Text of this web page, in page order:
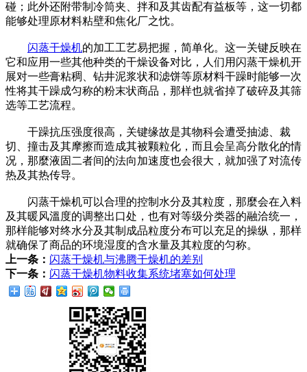
碰；此外还附带制冷筒夹、拌和及其齿配有益板等，这一切都
能够处理原材料粘壁和焦化厂之忱。
闪蒸干燥机的加工工艺易把握，简单化。这一关键反映在
它和应用一些其他种类的干燥设备对比，人们用闪蒸干燥机开
展对一些膏粘稠、钻井泥浆状和滤饼等原材料干躁时能够一次
性将其干躁成匀称的粉末状商品，那样也就省掉了破碎及其筛
选等工艺流程。
干躁抗压强度很高，关键缘故是其物科会遭受抽滤、裁
切、撞击及其摩擦而造成其被颗粒化，而且会呈高分散化的情
况，那麼液固二者间的法向加速度也会很大，就加强了对流传
热及其热传导。
闪蒸干燥机可以合理的控制水分及其粒度，那麼会在入料
及其暖风溫度的调整出口处，也有对等级分类器的融洽统一，
那样能够对终水分及其制成品粒度分布可以充足的操纵，那样
就确保了商品的环境湿度的含水量及其粒度的匀称。
上一条： 闪蒸干燥机与沸腾干燥机的差别
下一条： 闪蒸干燥机物料收集系统堵塞如何处理